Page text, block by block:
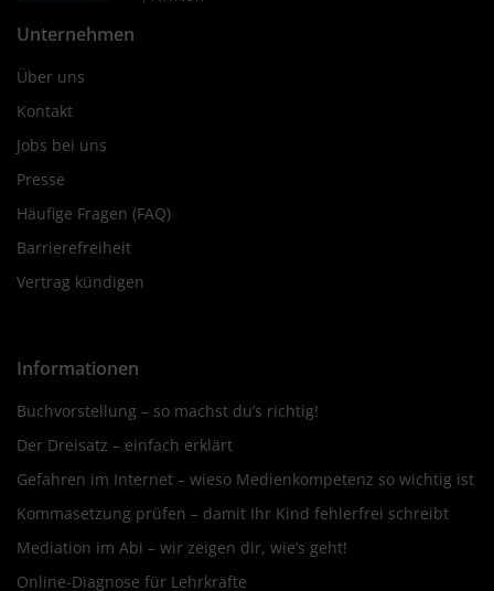
Unternehmen
Über uns
Kontakt
Jobs bei uns
Presse
Häufige Fragen (FAQ)
Barrierefreiheit
Vertrag kündigen
Informationen
Buchvorstellung – so machst du’s richtig!
Der Dreisatz – einfach erklärt
Gefahren im Internet – wieso Medienkompetenz so wichtig ist
Kommasetzung prüfen – damit Ihr Kind fehlerfrei schreibt
Mediation im Abi – wir zeigen dir, wie’s geht!
Online-Diagnose für Lehrkräfte